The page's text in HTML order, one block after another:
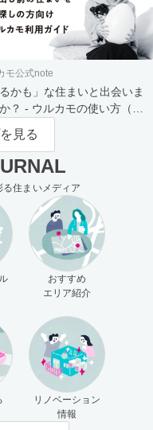
モ公式note
るかも」な住まいと出会いま
？ - ウルカモの使い方（買
向け）
見る
住まいメディア
おすすめ
エリア紹介
リノベーション
情報